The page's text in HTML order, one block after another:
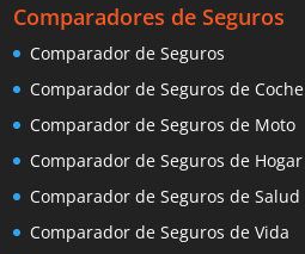
Comparadores de Seguros
Comparador de Seguros
Comparador de Seguros de Coche
Comparador de Seguros de Moto
Comparador de Seguros de Hogar
Comparador de Seguros de Salud
Comparador de Seguros de Vida